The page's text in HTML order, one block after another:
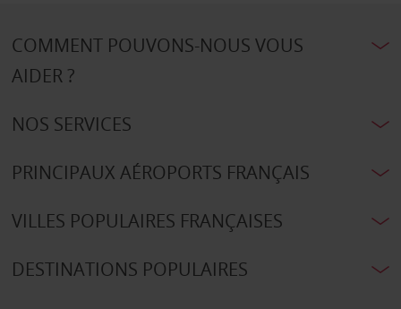
COMMENT POUVONS-NOUS VOUS
AIDER ?
NOS SERVICES
PRINCIPAUX AÉROPORTS FRANÇAIS
VILLES POPULAIRES FRANÇAISES
DESTINATIONS POPULAIRES